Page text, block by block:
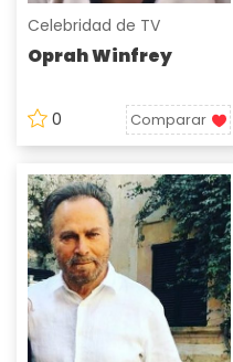
Celebridad de TV
Oprah Winfrey
0 Comparar